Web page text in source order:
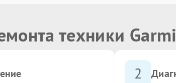
техники
2